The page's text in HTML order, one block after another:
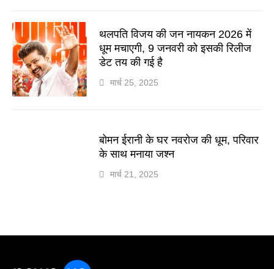
थलपति विजय की जन नायकन 2026 में
धूम मचाएगी, 9 जनवरी को इसकी रिलीज
डेट तय की गई है
मार्च 25, 2025
बोमन ईरानी के घर नवरोज की धूम, परिवार
के साथ मनाया जश्न
मार्च 21, 2025